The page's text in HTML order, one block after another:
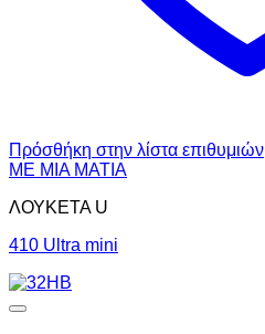
Πρόσθήκη στην λίστα επιθυμιών
ΜΕ ΜΙΑ ΜΑΤΙΑ
ΛΟΥΚΕΤΑ U
410 Ultra mini